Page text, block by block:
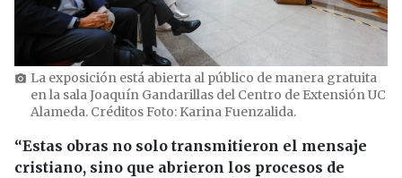
photo_camera La exposición está abierta al público de manera gratuita
en la sala Joaquín Gandarillas del Centro de Extensión UC
Alameda. Créditos Foto: Karina Fuenzalida.
“Estas obras no solo transmitieron el mensaje
cristiano, sino que abrieron los procesos de